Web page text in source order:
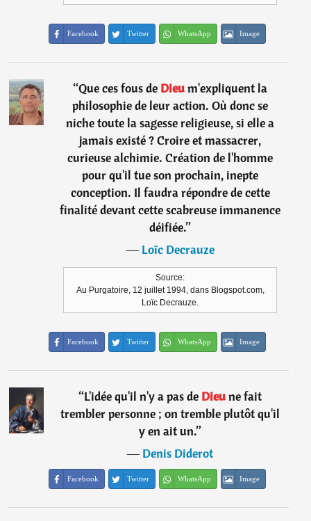
Facebook Twitter WhatsApp Image
“Que ces fous de Dieum'expliquent la
philosophie de leur action. Où donc se
niche toute la sagesse religieuse, si elle a
jamais existé ? Croire et massacrer,
curieuse alchimie. Création de l'homme
pour qu'il tue son prochain, inepte
conception. Il faudra répondre de cette
finalité devant cette scabreuse immanence
déifiée.”
―Loïc Decrauze
Source:
Au Purgatoire, 12 juillet 1994, dans Blogspot.com,
Loïc Decrauze.
Facebook Twitter WhatsApp Image
“L'idée qu'il n'y a pas de Dieune fait
trembler personne ; on tremble plutôt qu'il
y en ait un.”
―Denis Diderot
Facebook Twitter WhatsApp Image